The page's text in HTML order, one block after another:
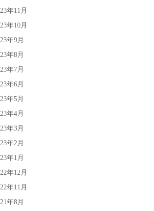
年11月
年10月
年9月
年8月
年7月
年6月
年5月
年4月
年3月
年2月
年1月
年12月
年11月
年8月